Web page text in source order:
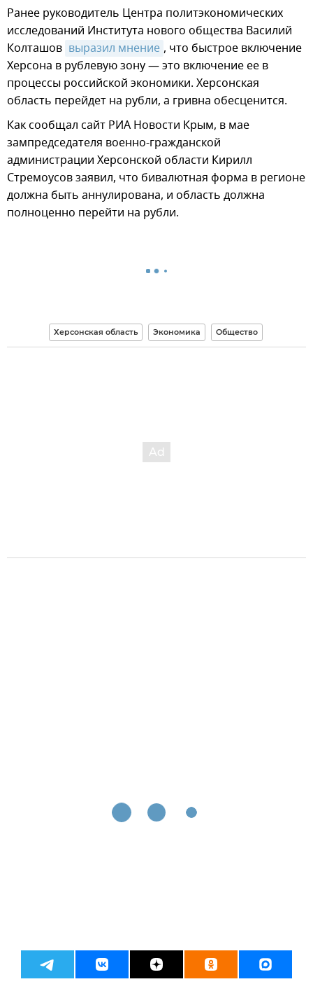
Ранее руководитель Центра политэкономических
исследований Института нового общества Василий
Колташов выразил мнение , что быстрое включение
Херсона в рублевую зону — это включение ее в
процессы российской экономики. Херсонская
область перейдет на рубли, а гривна обесценится.
Как сообщал сайт РИА Новости Крым, в мае
зампредседателя военно-гражданской
администрации Херсонской области Кирилл
Стремоусов заявил, что бивалютная форма в регионе
должна быть аннулирована, и область должна
полноценно перейти на рубли.
Херсонская область Экономика Общество